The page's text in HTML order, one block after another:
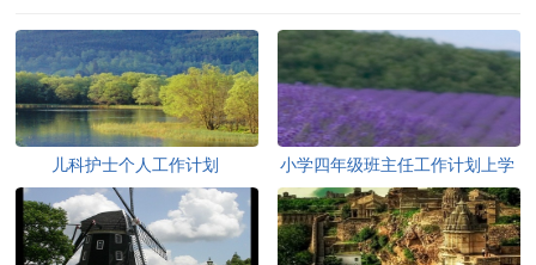
儿科护士个人工作计划
小学四年级班主任工作计划上学
期